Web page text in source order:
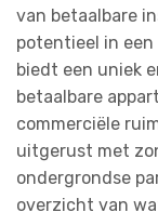
van betaalbare
potentieel in
biedt een uniek
betaalbare
commerciële
uitgerust met
ondergrondse
overzicht van